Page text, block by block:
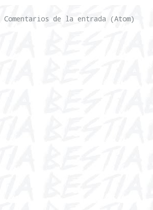
Comentarios de la entrada (Atom)